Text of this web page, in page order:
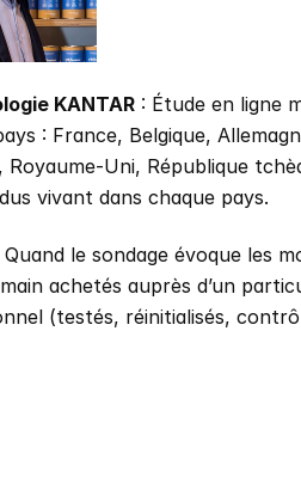
KANTAR : Étude en ligne
: France, Belgique,
Royaume-Uni, République
vivant dans chaque pays.
Quand le sondage évoque les
achetés auprès d’un
(testés, réinitialisés,